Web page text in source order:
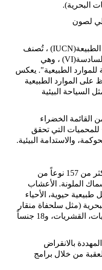
البحرية).
لصون
(IUCN) ، تُصنف
(VI) ، وهي
الطبيعية". يعكس
على الموارد الطبيعية
السياحة البيئية
ضمن القائمة الخضراء
للمحميات التي تحقق
والاستدامة البيئية.
تنوع بيولوجي استثنائي: موطن لأكثر من 157 نوعاً من
نوعاً من الأسماك الملونة. الأعشاب
طبيعية حيوية، الأحياء
(مثل سلحفاة منقار
الصقر، السلاحف الخضراء)، الرخويات، القشريات، و18 جنساً
بالانقراض
من خلال برامج